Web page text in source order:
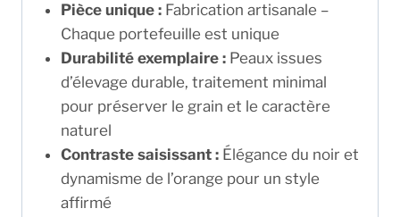
Pièce unique :Fabrication artisanale –
Chaque portefeuille est unique
Durabilité exemplaire :Peaux issues
d’élevage durable, traitement minimal
pour préserver le grain et le caractère
naturel
Contraste saisissant :Élégance du noir et
dynamisme de l’orange pour un style
affirmé